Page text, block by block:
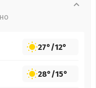
27°/12°
28°/15°